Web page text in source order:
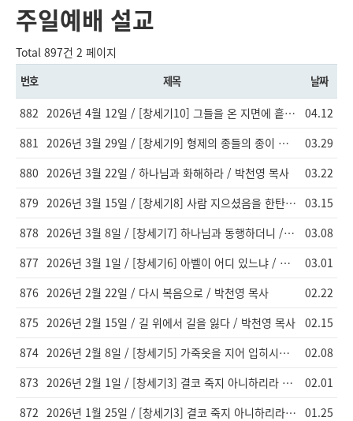
주일예배 설교
Total 897건 2 페이지
번호 제목 날짜
882 2026년 4월 12일 / [창세기10] 그들을 온 지면에 흩으셨으므로 / 이창엽 목사
04.12
881
2026년 3월 29일 / [창세기9] 형제의 종들의 종이 되기를 / 이창엽 목사
03.29
880 2026년 3월 22일 / 하나님과 화해하라 / 박천영 목사
03.22
879
2026년 3월 15일 / [창세기8] 사람 지으셨음을 한탄하사 / 이창엽 목사 03.15
878
2026년 3월 8일 / [창세기7] 하나님과 동행하더니 / 이창엽 목사 / 그빛교회
03.08
877
2026년 3월 1일 / [창세기6] 아벨이 어디 있느냐 / 이창엽 목사
03.01
876 2026년 2월 22일 / 다시 복음으로 / 박천영 목사
02.22
875 2026년 2월 15일 / 길 위에서 길을 잃다 / 박천영 목사 02.15
874
2026년 2월 8일 / [창세기5] 가죽옷을 지어 입히시니라 / 이창엽 목사
02.08
873
2026년 2월 1일 / [창세기3] 결코 죽지 아니하리라 / 이창엽 목사
02.01
872
2026년 1월 25일 / [창세기3] 결코 죽지 아니하리라 / 이창엽 목사 01.25